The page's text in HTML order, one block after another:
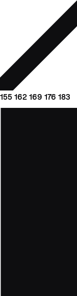
155 162 169 176 183